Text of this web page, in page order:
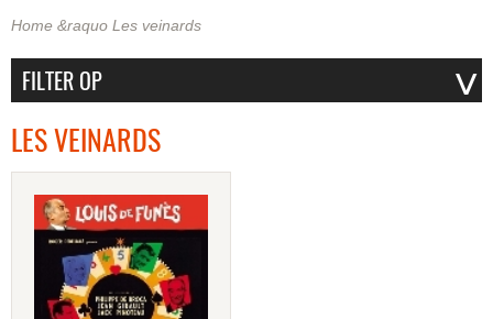
Home &raquo Les veinards
LES VEINARDS